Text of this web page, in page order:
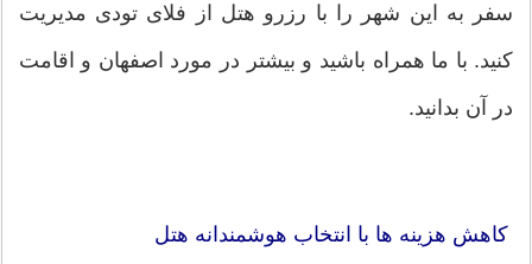
سفر به این شهر را با رزرو هتل از فلای تودی مدیریت
کنید. با ما همراه باشید و بیشتر در مورد اصفهان و اقامت
در آن بدانید.
کاهش هزینه ها با انتخاب هوشمندانه هتل